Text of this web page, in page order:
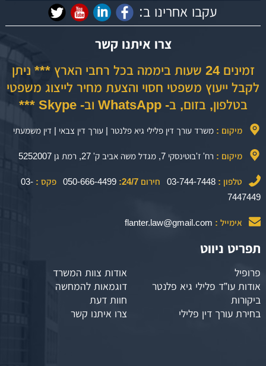
עקבו אחרינו ב:
צרו איתנו קשר
זמינים 24 שעות ביממה בכל רחבי הארץ *** ניתן
לקבל ייעוץ משפטי חסוי והצעת מחיר לייצוג משפטי
בטלפון, בזום, ב- WhatsApp וב- Skype ***
מיקום : משרד עורך דין פלילי גיא פלנטר | עורך דין צבאי | דין משמעתי
מיקום : רח' ז'בוטינסקי 7, מגדל משה אביב ק' 27, רמת גן 5252007
טלפון : 03-744-7448 חירום 24/7: 050-666-4499 פקס : 03-
7447449
אימייל : flanter.law@gmail.com
תפריט ניווט
פרופיל
אודות צוות המשרד
אודות עו”ד פלילי גיא פלנטר
דוגמאות להמחשה
ביקורות
חוות דעת
בחירת עורך דין פלילי
צרו איתנו קשר